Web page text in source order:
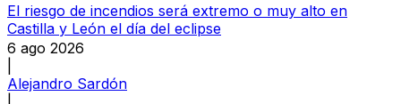
El riesgo de incendios será extremo o muy alto en
Castilla y León el día del eclipse
6 ago 2026
Alejandro Sardón